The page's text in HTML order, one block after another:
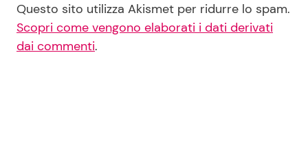
Questo sito utilizza Akismet per ridurre lo spam.
Scopri come vengono elaborati i dati derivati
dai commenti.